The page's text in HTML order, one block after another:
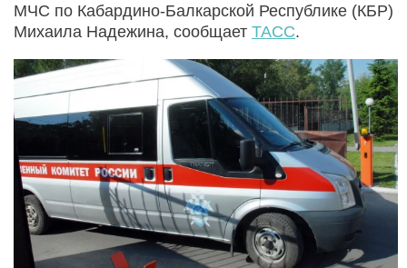
МЧС по Кабардино-Балкарской Республике (КБР)
Михаила Надежина, сообщает ТАСС.